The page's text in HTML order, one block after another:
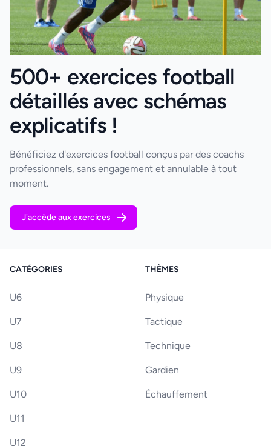
500+ exercices football
détaillés avec schémas
explicatifs !
Bénéficiez d'exercices football conçus par des coachs
professionnels, sans engagement et annulable à tout
moment.
J'accède aux exercices
CATÉGORIES
U6
U7
U8
U9
U10
U11
U12
THÈMES
Physique
Tactique
Technique
Gardien
Échauffement